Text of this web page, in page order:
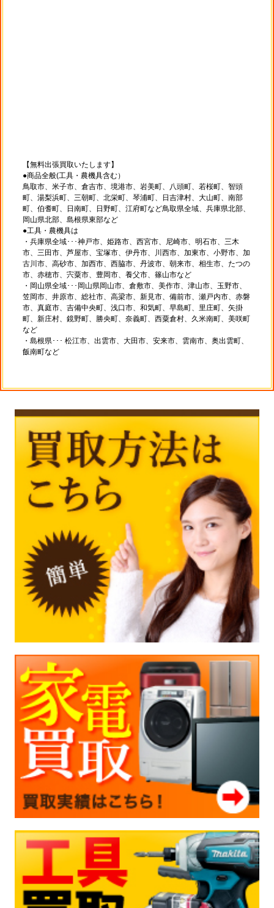
【無料出張買取いたします】
●商品全般(工具・農機具含む）
鳥取市、米子市、倉吉市、境港市、岩美町、八頭町、若桜町、智頭
町、湯梨浜町、三朝町、北栄町、琴浦町、日吉津村、大山町、南部
町、伯耆町、日南町、日野町、江府町など鳥取県全域、兵庫県北部、
岡山県北部、島根県東部など
●工具・農機具は
・兵庫県全域･･･神戸市、姫路市、西宮市、尼崎市、明石市、三木
市、三田市、芦屋市、宝塚市、伊丹市、川西市、加東市、小野市、加
古川市、高砂市、加西市、西脇市、丹波市、朝来市、相生市、たつの
市、赤穂市、宍粟市、豊岡市、養父市、篠山市など
・岡山県全域･･･岡山県岡山市、倉敷市、美作市、津山市、玉野市、
笠岡市、井原市、総社市、高梁市、新見市、備前市、瀬戸内市、赤磐
市、真庭市、吉備中央町、浅口市、和気町、早島町、里庄町、矢掛
町、新庄村、鏡野町、勝央町、奈義町、西粟倉村、久米南町、美咲町
など
・島根県･･･ 松江市、出雲市、大田市、安来市、雲南市、奥出雲町、
飯南町など